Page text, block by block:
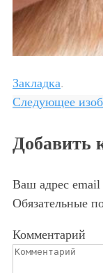
Закладка.
Следующее
Добавить
Ваш адрес email
Обязательные
Комментарий